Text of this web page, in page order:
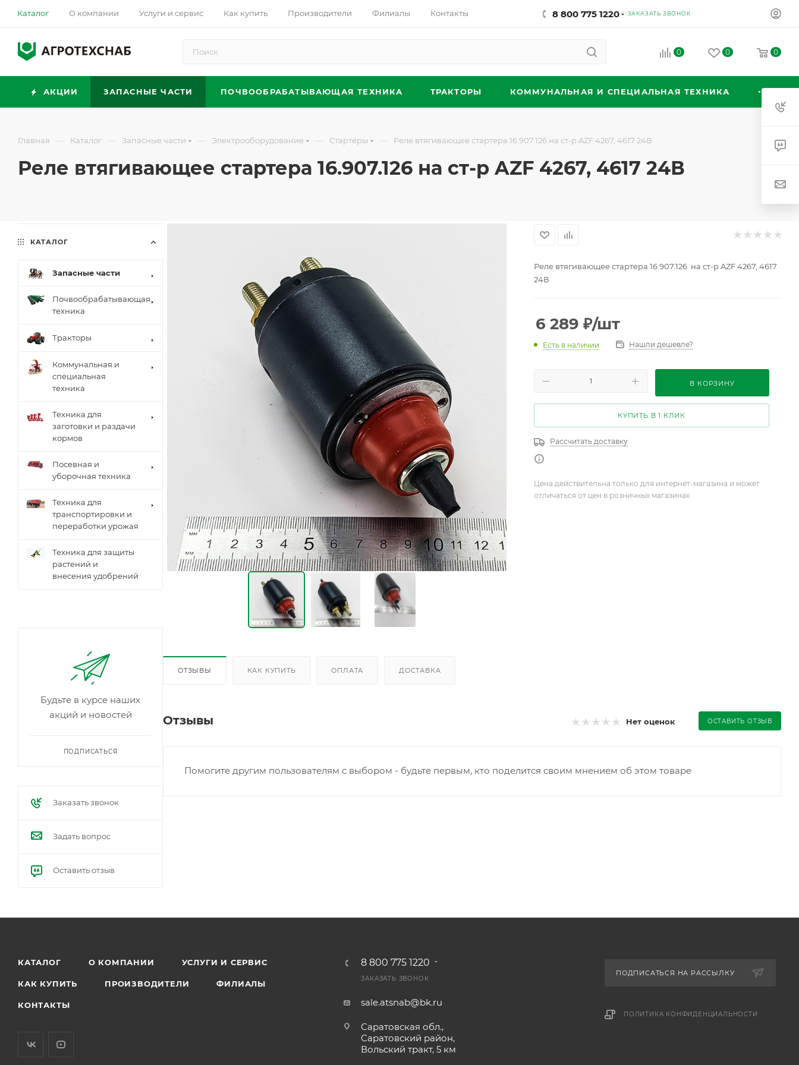
Каталог О компании Услуги и сервис Как купить Производители Филиалы Контакты 8 800 775 1220 ЗАКАЗАТЬ ЗВОНОК
0 0 0
АКЦИИ ЗАПАСНЫЕ ЧАСТИ ПОЧВООБРАБАТЫВАЮЩАЯ ТЕХНИКА ТРАКТОРЫ КОММУНАЛЬНАЯ И СПЕЦИАЛЬНАЯ ТЕХНИКА
Главная — Каталог — Запасные части — Электрооборудование — Стартеры — Реле втягивающее стартера 16.907.126 на ст-р AZF 4267, 4617 24В
Реле втягивающее стартера 16.907.126 на ст-р AZF 4267, 4617 24В
Реле втягивающее стартера 16.907.126 на ст-р AZF 4267, 4617
24В
6 289 ₽/шт
Есть в наличии Нашли дешевле?
В КОРЗИНУ
КУПИТЬ В 1 КЛИК
Рассчитать доставку
Цена действительна только для интернет-магазина и может
отличаться от цен в розничных магазинах
ОТЗЫВЫ КАК КУПИТЬ ОПЛАТА ДОСТАВКА
Отзывы Нет оценок ОСТАВИТЬ ОТЗЫВ
Помогите другим пользователям с выбором - будьте первым, кто поделится своим мнением об этом товаре
КАТАЛОГ
Запасные части
Почвообрабатывающая
техника
Тракторы
Коммунальная и
специальная
техника
Техника для
заготовки и раздачи
кормов
Посевная и
уборочная техника
Техника для
транспортировки и
переработки урожая
Техника для защиты
растений и
внесения удобрений
Будьте в курсе наших
акций и новостей
ПОДПИСАТЬСЯ
Заказать звонок
Задать вопрос
Оставить отзыв
КАТАЛОГ О КОМПАНИИ УСЛУГИ И СЕРВИС
КАК КУПИТЬ ПРОИЗВОДИТЕЛИ ФИЛИАЛЫ
КОНТАКТЫ
8 800 775 1220
ЗАКАЗАТЬ ЗВОНОК
sale.atsnab@bk.ru
Саратовская обл.,
Саратовский район,
Вольский тракт, 5 км
ПОДПИСАТЬСЯ НА РАССЫЛКУ
ПОЛИТИКА КОНФИДЕНЦИАЛЬНОСТИ